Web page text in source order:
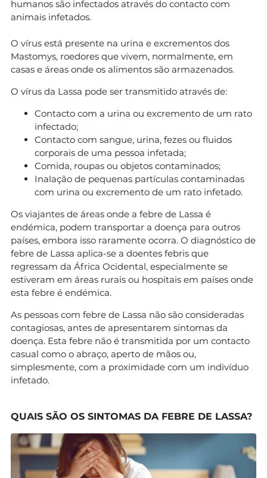
humanos são infectados através do contacto com
animais infetados.
O vírus está presente na urina e excrementos dos
Mastomys, roedores que vivem, normalmente, em
casas e áreas onde os alimentos são armazenados.
O vírus da Lassa pode ser transmitido através de:
Contacto com a urina ou excremento de um rato
infectado;
Contacto com sangue, urina, fezes ou fluidos
corporais de uma pessoa infetada;
Comida, roupas ou objetos contaminados;
Inalação de pequenas partículas contaminadas
com urina ou excremento de um rato infetado.
Os viajantes de áreas onde a febre de Lassa é
endémica, podem transportar a doença para outros
países, embora isso raramente ocorra. O diagnóstico de
febre de Lassa aplica-se a doentes febris que
regressam da África Ocidental, especialmente se
estiveram em áreas rurais ou hospitais em países onde
esta febre é endémica.
As pessoas com febre de Lassa não são consideradas
contagiosas, antes de apresentarem sintomas da
doença. Esta febre não é transmitida por um contacto
casual como o abraço, aperto de mãos ou,
simplesmente, com a proximidade com um indivíduo
infetado.
QUAIS SÃO OS SINTOMAS DA FEBRE DE LASSA?